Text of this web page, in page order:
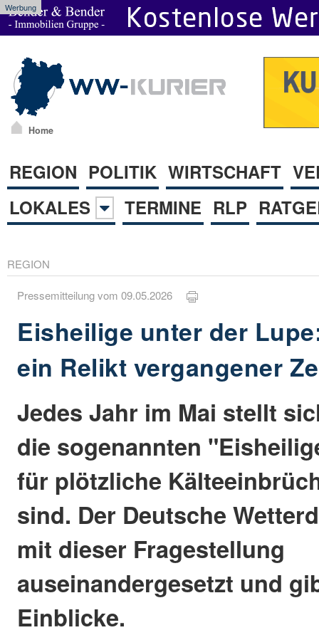
Werbung
Home
REGION POLITIK WIRTSCHAFT
LOKALES
TERMINE RLP
REGION
Pressemitteilung vom 09.05.2026
Eisheilige unter der
ein Relikt vergangener
Jedes Jahr im Mai stellt
die sogenannten
für plötzliche
sind. Der Deutsche
mit dieser Fragestellung
auseinandergesetzt und
Einblicke.